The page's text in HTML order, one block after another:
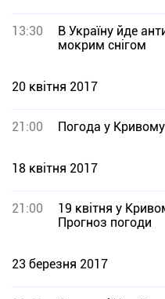
13:30
В Україну йде
мокрим снігом
20 квітня 2017
21:00 Погода у Кривому
18 квітня 2017
21:00
19 квітня у
Прогноз погоди
23 березня 2017